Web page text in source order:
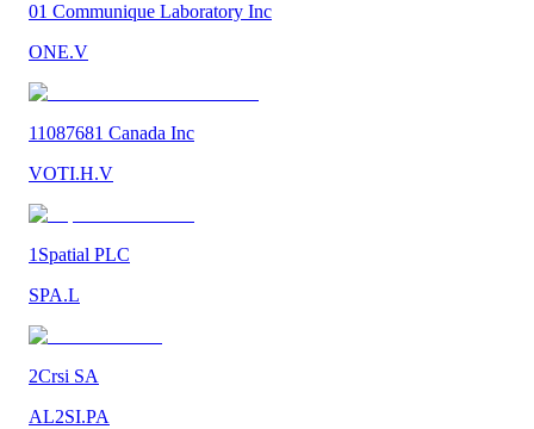
01 Communique Laboratory Inc
ONE.V
11087681 Canada Inc
VOTI.H.V
1Spatial PLC
SPA.L
2Crsi SA
AL2SI.PA